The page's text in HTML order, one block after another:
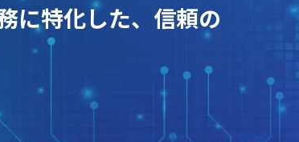
ーン＋ITソリューション
に特化した、信頼の